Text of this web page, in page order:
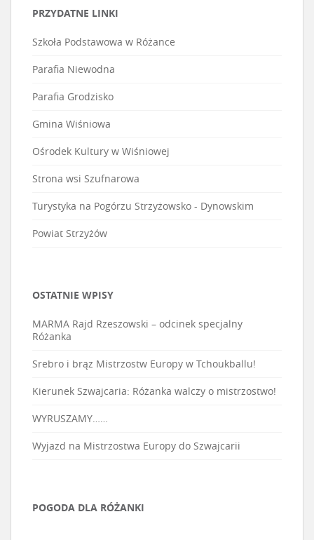
PRZYDATNE LINKI
Szkoła Podstawowa w Różance
Parafia Niewodna
Parafia Grodzisko
Gmina Wiśniowa
Ośrodek Kultury w Wiśniowej
Strona wsi Szufnarowa
Turystyka na Pogórzu Strzyżowsko - Dynowskim
Powiat Strzyżów
OSTATNIE WPISY
MARMA Rajd Rzeszowski – odcinek specjalny
Różanka
Srebro i brąz Mistrzostw Europy w Tchoukballu!
Kierunek Szwajcaria: Różanka walczy o mistrzostwo!
WYRUSZAMY……
Wyjazd na Mistrzostwa Europy do Szwajcarii
POGODA DLA RÓŻANKI